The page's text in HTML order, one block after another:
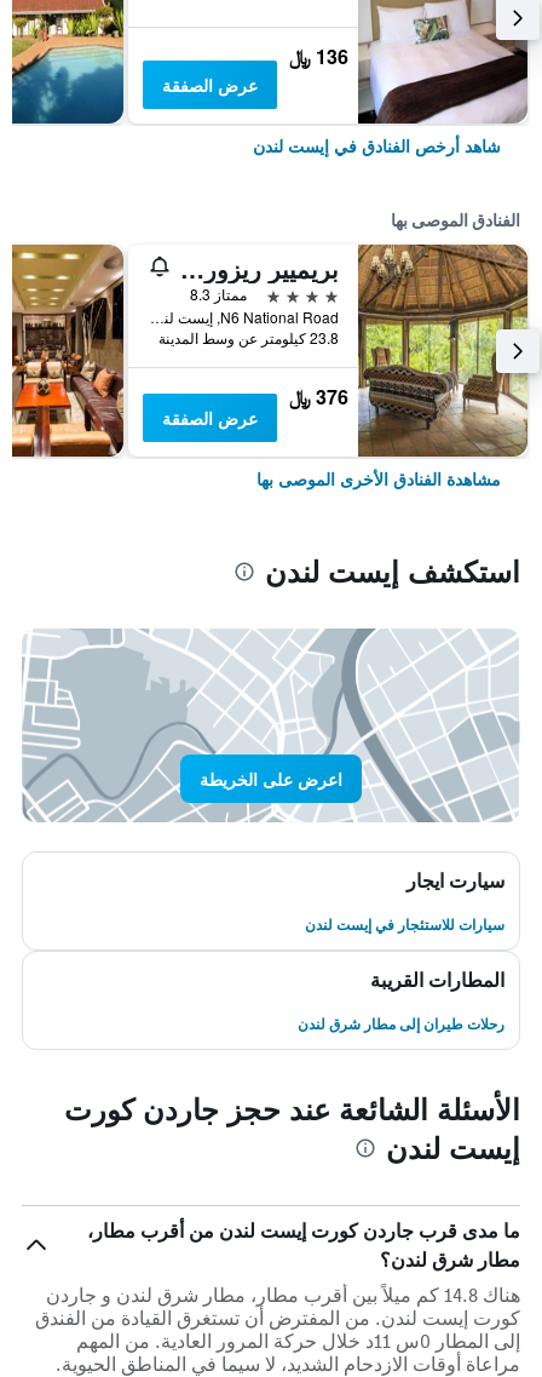
136 ﷼
عرض الصفقة
شاهد أرخص الفنادق في إيست لندن
الفنادق الموصى بها
بريميير ريزورت امبونغو برايفت غايم ريزيرف
4 نجوم
ممتاز 8.3
N6 National Road, إيست لندن, محافظة الكاب الشرقية, جنوب أفريقيا
23.8 كيلومتر عن وسط المدينة
376 ﷼
عرض الصفقة
مشاهدة الفنادق الأخرى الموصى بها
استكشف إيست لندن
اعرض على الخريطة
سيارت ايجار
سيارات للاستئجار في إيست لندن
المطارات القريبة
رحلات طيران إلى مطار شرق لندن
الأسئلة الشائعة عند حجز جاردن كورت
إيست لندن
ما مدى قرب جاردن كورت إيست لندن من أقرب مطار،
مطار شرق لندن؟
هناك 14.8 كم ميلاً بين أقرب مطار، مطار شرق لندن و جاردن
كورت إيست لندن. من المفترض أن تستغرق القيادة من الفندق
إلى المطار 0س 11د خلال حركة المرور العادية. من المهم
مراعاة أوقات الازدحام الشديد، لا سيما في المناطق الحيوية.